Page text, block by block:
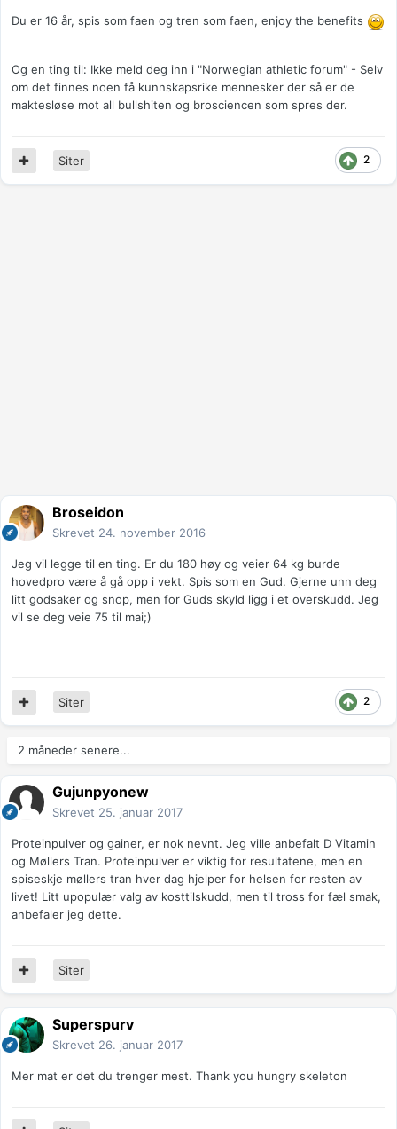
Du er 16 år, spis som faen og tren som faen, enjoy the benefits
Og en ting til: Ikke meld deg inn i "Norwegian athletic forum" - Selv
om det finnes noen få kunnskapsrike mennesker der så er de
maktesløse mot all bullshiten og brosciencen som spres der.
2
Siter
Broseidon
Skrevet 24. november 2016
Jeg vil legge til en ting. Er du 180 høy og veier 64 kg burde
hovedpro være å gå opp i vekt. Spis som en Gud. Gjerne unn deg
litt godsaker og snop, men for Guds skyld ligg i et overskudd. Jeg
vil se deg veie 75 til mai;)
2
Siter
2 måneder senere...
Gujunpyonew
Skrevet 25. januar 2017
Proteinpulver og gainer, er nok nevnt. Jeg ville anbefalt D Vitamin
og Møllers Tran. Proteinpulver er viktig for resultatene, men en
spiseskje møllers tran hver dag hjelper for helsen for resten av
livet! Litt upopulær valg av kosttilskudd, men til tross for fæl smak,
anbefaler jeg dette.
Siter
Superspurv
Skrevet 26. januar 2017
Mer mat er det du trenger mest. Thank you hungry skeleton